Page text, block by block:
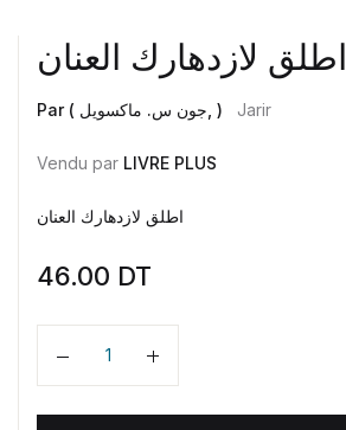
اطلق لازدهارك العنان
Par ( جون س. ماكسويل, ) Jarir
Vendu par LIVRE PLUS
اطلق لازدهارك العنان
46.00 DT
Quantité